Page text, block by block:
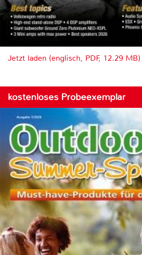
Jetzt laden (englisch, PDF, 12.29 MB)
kostenloses Probeexemplar